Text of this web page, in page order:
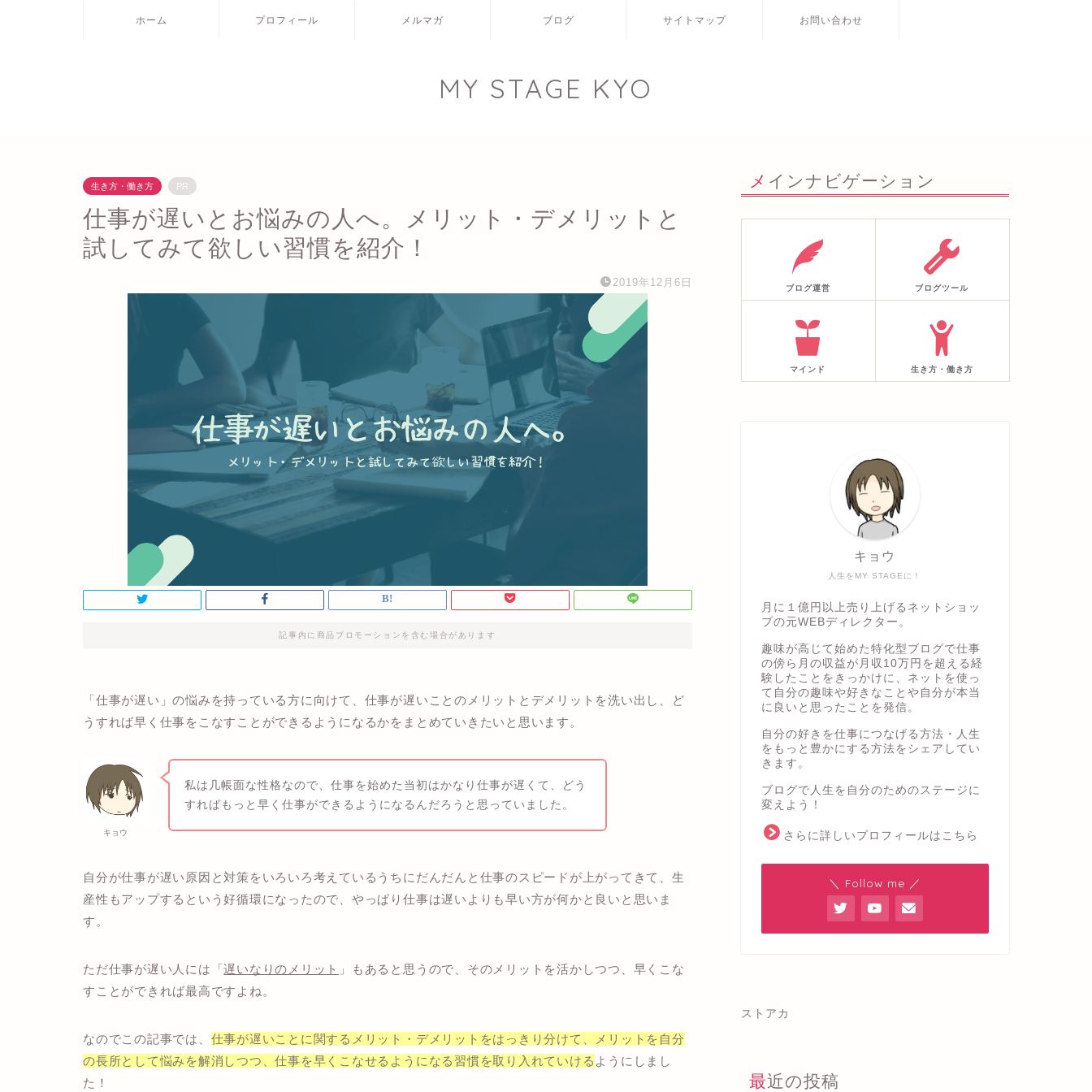
ホーム プロフィール メルマガ ブログ サイトマップ お問い合わせ
MY STAGE KYO
生き方・働き方 PR
仕事が遅いとお悩みの人へ。メリット・デメリットと
試してみて欲しい習慣を紹介！
2019年12月6日
記事内に商品プロモーションを含む場合があります
「仕事が遅い 」の悩みを持っている方に向けて、仕事が遅いことのメリットとデメリットを洗い出し、ど
うすれば早く仕事をこなすことができるようになるかをまとめていきたいと思います。
キョウ
私は几帳面な性格なので、仕事を始めた当初はかなり仕事が遅くて、どう
すればもっと早く仕事ができるようになるんだろうと思っていました。
自分が仕事が遅い原因と対策をいろいろ考えているうちにだんだんと仕事のスピードが上がってきて、生
産性もアップするという好循環になったので、やっぱり 仕事は遅いよりも早い方が何かと良い と思いま
す。
ただ仕事が遅い人には「遅いなりのメリット 」もあると思うので、そのメリットを活かしつつ、早くこな
すことができれば最高ですよね。
なのでこの記事では、 仕事が遅いことに関するメリット・デメリットをはっきり分けて、メリットを自分
の長所として悩みを解消しつつ、仕事を早くこなせるようになる習慣を取り入れていける ようにしまし
た！
メインナビゲーション
ブログ運営 ブログツール
マインド 生き方・働き方
人生をMY STAGEに！
キョウ
月に１億円以上売り上げるネットショッ
プの元WEBディレクター。
趣味が高じて始めた特化型ブログで仕事
の傍ら月の収益が月収10万円を超える経
験したことをきっかけに、ネットを使っ
て自分の趣味や好きなことや自分が本当
に良いと思ったことを発信。
自分の好きを仕事につなげる方法・人生
をもっと豊かにする方法をシェアしてい
きます。
ブログで人生を自分のためのステージに
変えよう！
さらに詳しいプロフィールはこちら
＼ Follow me ／
ストアカ
最近の投稿